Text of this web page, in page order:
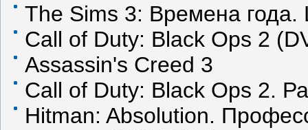
The Sims 3: Времена года.
Call of Duty: Black Ops 2
Assassin's Creed 3
Call of Duty: Black Ops 2.
Hitman: Absolution.